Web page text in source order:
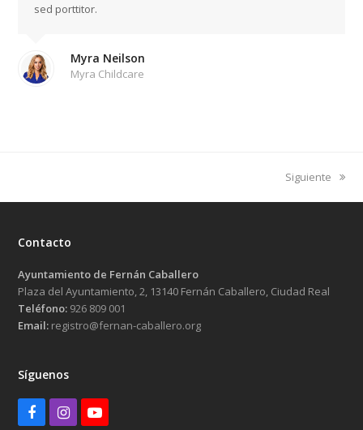
sed porttitor.
Myra Neilson
Myra Childcare
next
Siguiente
Contacto
Ayuntamiento de Fernán Caballero
Plaza del Ayuntamiento, 2, 13140 Fernán Caballero, Ciudad Real
Teléfono: 926 809 001
Email: registro@fernan-caballero.org
Síguenos
Facebook
Instagram
Youtube